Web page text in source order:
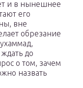
и в нынешнее
его
вне
обрезание
до
о том, зачем
назвать